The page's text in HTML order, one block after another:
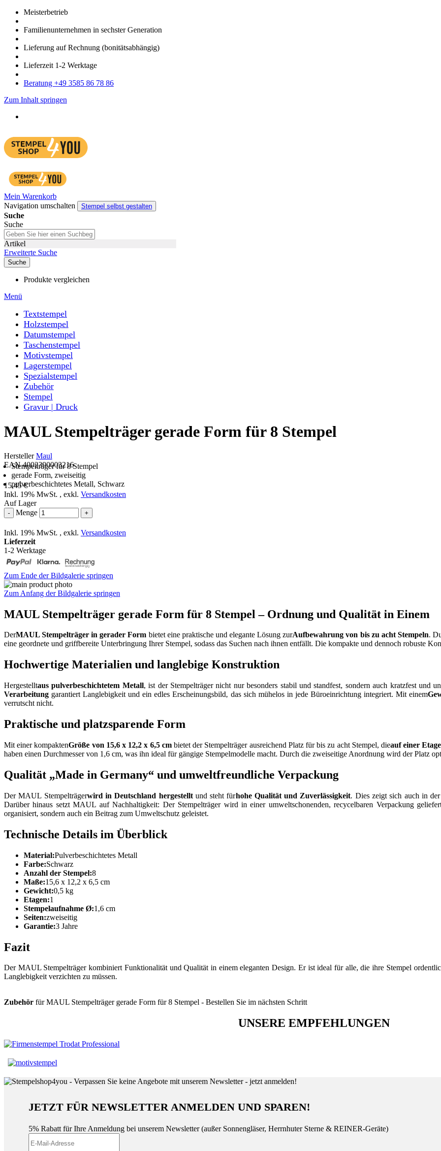
Meister­betrieb
Familien­unter­nehmen in sechster Gene­ration
Lieferung auf Rech­nung (bonitätsabhängig)
Liefer­zeit 1-2 Werk­tage
Bera­tung +49 3585 86 78 86
Zum Inhalt springen
Mein Warenkorb
Navigation umschalten
Stempel selbst gestalten
Suche
Suche
Artikel
Erweiterte Suche
Suche
Produkte vergleichen
Menü
Textstempel
Holzstempel
Datumstempel
Taschenstempel
Motivstempel
Lagerstempel
Spezialstempel
Zubehör
Stempel
Gravur | Druck
MAUL Stempelträger gerade Form für 8 Stempel
HerstellerMaul
EAN 4002390003216
Stempelträger für 8 Stempel
gerade Form, zweiseitig
pulverbeschichtetes Metall, Schwarz
15,45 €
Inkl. 19% MwSt. , exkl. Versandkosten
Auf Lager
- Menge +
Inkl. 19% MwSt. , exkl. Versandkosten
Lieferzeit
1-2 Werktage
Zum Ende der Bildgalerie springen
Zum Anfang der Bildgalerie springen
MAUL Stempelträger gerade Form für 8 Stempel – Ordnung und Qualität in Einem
DerMAUL Stempelträger in gerader Form bietet eine praktische und elegante Lösung zurAufbewahrung von bis zu acht Stempeln.
eine geordnete und griffbereite Unterbringung Ihrer Stempel, sodass das Suchen nach ihnen entfällt. Die kompakte und dennoch robuste
Hochwertige Materialien und langlebige Konstruktion
Hergestelltaus pulverbeschichtetem Metall, ist der Stempelträger nicht nur besonders stabil und standfest, sondern auch kratzfest und
Verarbeitung garantiert Langlebigkeit und ein edles Erscheinungsbild, das sich mühelos in jede Büroeinrichtung integriert. Mit einem
verrutscht nicht.
Praktische und platzsparende Form
Mit einer kompaktenGröße von 15,6 x 12,2 x 6,5 cmbietet der Stempelträger ausreichend Platz für bis zu acht Stempel, dieauf einer
haben einen Durchmesser von 1,6 cm, was ihn ideal für gängige Stempelmodelle macht. Durch die zweiseitige Anordnung wird der Platz
Qualität „Made in Germany“ und umweltfreundliche Verpackung
Der MAUL Stempelträgerwird in Deutschland hergestelltund steht fürhohe Qualität und Zuverlässigkeit. Dies zeigt sich auch in
Darüber hinaus setzt MAUL auf Nachhaltigkeit: Der Stempelträger wird in einer umweltschonenden, recycelbaren Verpackung
organisiert, sondern auch ein Beitrag zum Umweltschutz geleistet.
Technische Details im Überblick
Material:Pulverbeschichtetes Metall
Farbe:Schwarz
Anzahl der Stempel:8
Maße:15,6 x 12,2 x 6,5 cm
Gewicht:0,5 kg
Etagen:1
Stempelaufnahme Ø:1,6 cm
Seiten:zweiseitig
Garantie:3 Jahre
Fazit
Der MAUL Stempelträger kombiniert Funktionalität und Qualität in einem eleganten Design. Er ist ideal für alle, die ihre Stempel
Langlebigkeit verzichten zu müssen.
Zubehör für MAUL Stempelträger gerade Form für 8 Stempel - Bestellen Sie im nächsten Schritt
UNSERE EMPFEHLUNGEN
JETZT FÜR NEWSLETTER ANMELDEN UND SPAREN!
5% Rabatt für Ihre Anmeldung bei unserem Newsletter (außer Sonnengläser, Herrnhuter Sterne & REINER-Geräte)